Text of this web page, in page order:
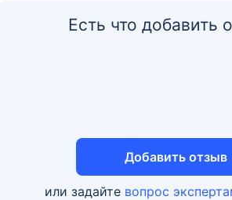
Есть что добавить
Добавить отзыв
или задайте вопрос